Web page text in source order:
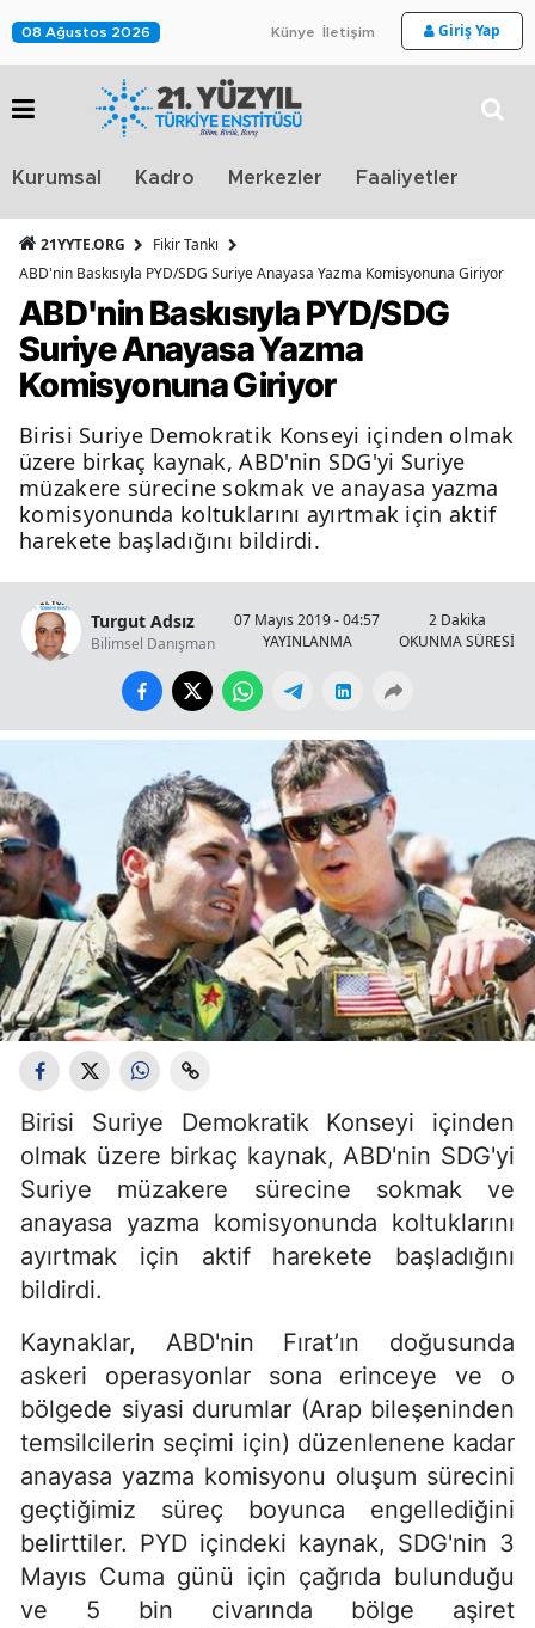
08 Ağustos 2026 Künye İletişim Giriş Yap
Kurumsal Kadro Merkezler Faaliyetler
21YYTE.ORG
Fikir Tankı
ABD'nin Baskısıyla PYD/SDG Suriye Anayasa Yazma Komisyonuna Giriyor
ABD'nin Baskısıyla PYD/SDG
Suriye Anayasa Yazma
Komisyonuna Giriyor
Birisi Suriye Demokratik Konseyi içinden olmak
üzere birkaç kaynak, ABD'nin SDG'yi Suriye
müzakere sürecine sokmak ve anayasa yazma
komisyonunda koltuklarını ayırtmak için aktif
harekete başladığını bildirdi.
Turgut Adsız
Bilimsel Danışman
07 Mayıs 2019 - 04:57
YAYINLANMA
2 Dakika
OKUNMA SÜRESİ
Birisi Suriye Demokratik Konseyi içinden
olmak üzere birkaç kaynak, ABD'nin SDG'yi
Suriye müzakere sürecine sokmak ve
anayasa yazma komisyonunda koltuklarını
ayırtmak için aktif harekete başladığını
bildirdi.
Kaynaklar, ABD'nin Fırat’ın doğusunda
askeri operasyonlar sona erinceye ve o
bölgede siyasi durumlar (Arap bileşeninden
temsilcilerin seçimi için) düzenlenene kadar
anayasa yazma komisyonu oluşum sürecini
geçtiğimiz süreç boyunca engellediğini
belirttiler. PYD içindeki kaynak, SDG'nin 3
Mayıs Cuma günü için çağrıda bulunduğu
ve 5 bin civarında bölge aşiret